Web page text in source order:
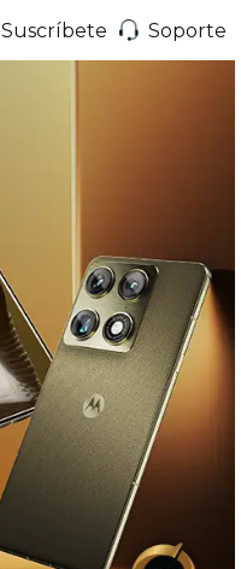
Suscríbete Soporte